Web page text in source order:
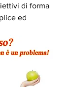
di forma
ed